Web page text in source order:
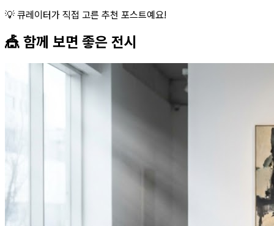
💡 큐레이터가 직접 고른 추천 포스트예요!
🎪 함께 보면 좋은 전시